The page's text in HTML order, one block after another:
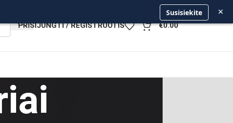
Susisiekite ×
PRISIJUNGTI / REGISTRUOTIS €0.00